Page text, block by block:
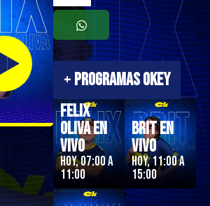
+PROGRAMAS OKEY
Felix
Oliva en
Vivo
Hoy, 07:00 a
11:00
Brit en
Vivo
Hoy, 11:00 a
15:00